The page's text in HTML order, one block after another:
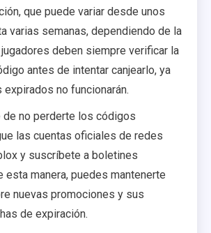
que puede variar desde unos
varias semanas, dependiendo de la
deben siempre verificar la
antes de intentar canjearlo, ya
no funcionarán.
de no perderte los códigos
las cuentas oficiales de redes
y suscríbete a boletines
esta manera, puedes mantenerte
nuevas promociones y sus
de expiración.